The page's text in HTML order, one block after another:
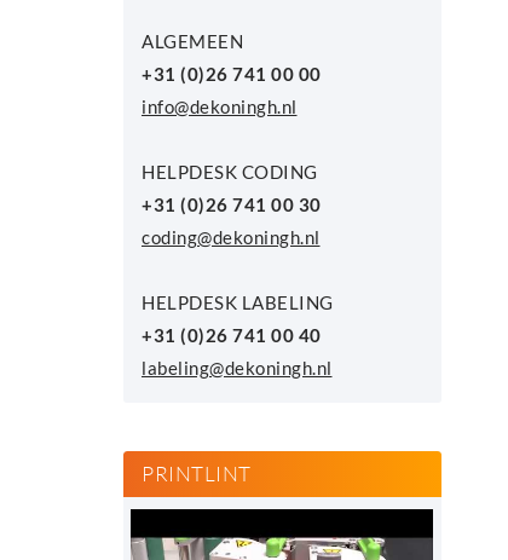
ALGEMEEN
+31 (0)26 741 00 00
info@dekoningh.nl
HELPDESK CODING
+31 (0)26 741 00 30
coding@dekoningh.nl
HELPDESK LABELING
+31 (0)26 741 00 40
labeling@dekoningh.nl
PRINTLINT